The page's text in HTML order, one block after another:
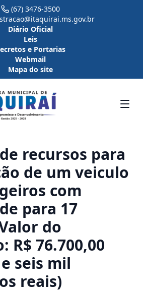
(67) 3476-3500
Diário Oficial
Leis
e Portarias
Webmail
Mapa do site
recursos para
de um veiculo
com
para 17
do
R$ 76.700,00
seis mil
reais)